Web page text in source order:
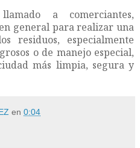
a comerciantes,
general para realizar una
residuos, especialmente
o de manejo especial,
más limpia, segura y
en 0:04